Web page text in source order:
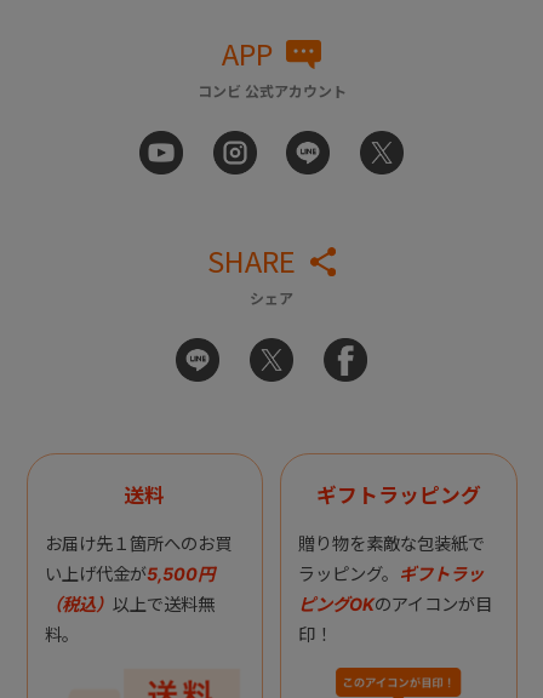
APP
コンビ 公式アカウント
SHARE
シェア
送料
お届け先１箇所へのお買
い上げ代金が5,500円
（税込） 以上で送料無
料。
ギフトラッピング
贈り物を素敵な包装紙で
ラッピング。 ギフトラッ
ピングOKのアイコンが目
印！